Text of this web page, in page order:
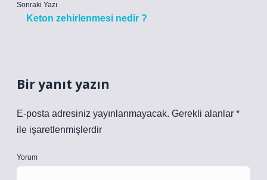
Sonraki Yazı
Keton zehirlenmesi nedir ?
Bir yanıt yazın
E-posta adresiniz yayınlanmayacak. Gerekli alanlar *
ile işaretlenmişlerdir
Yorum